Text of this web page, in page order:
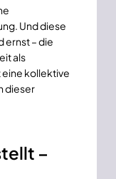
Und diese
ernst – die
als
eine kollektive
dieser
–